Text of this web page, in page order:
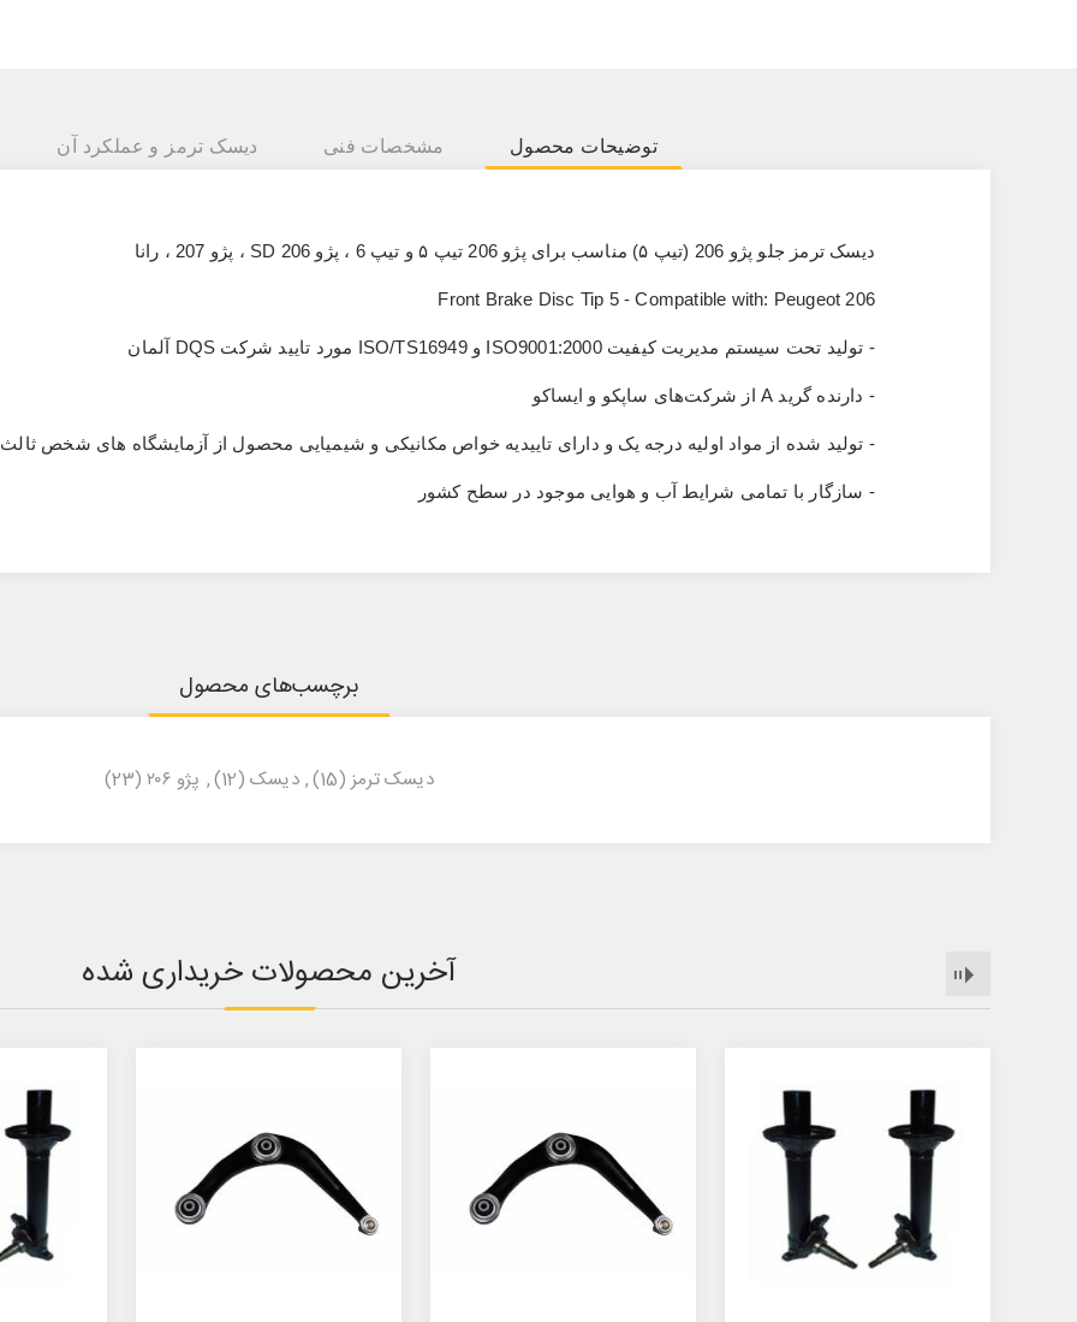
توضیحات محصول مشخصات فنی دیسک ترمز و عملکرد آن
دیسک ترمز جلو پژو 206 (تیپ ۵) مناسب برای پژو 206 تیپ ۵ و تیپ 6 ، پژو 206 SD ، پژو 207 ، رانا
Front Brake Disc Tip 5 - Compatible with: Peugeot 206
- تولید تحت سیستم مدیریت کیفیتISO9001:2000 وISO/TS16949 مورد تایید شرکت DQS آلمان
- دارنده گرید A از شرکت‌های ساپکو و ایساکو
- تولید شده از مواد اولیه درجه یک و دارای تاییدیه خواص مکانیکی و شیمیایی محصول از آزمایشگاه های شخص ثالث
- سازگار با تمامی شرایط آب‌ و هوایی موجود در سطح کشور
برچسب‌های محصول
دیسک ترمز (15)
, دیسک (12)
, پژو ۲۰۶ (23)
آخرین محصولات خریداری شده